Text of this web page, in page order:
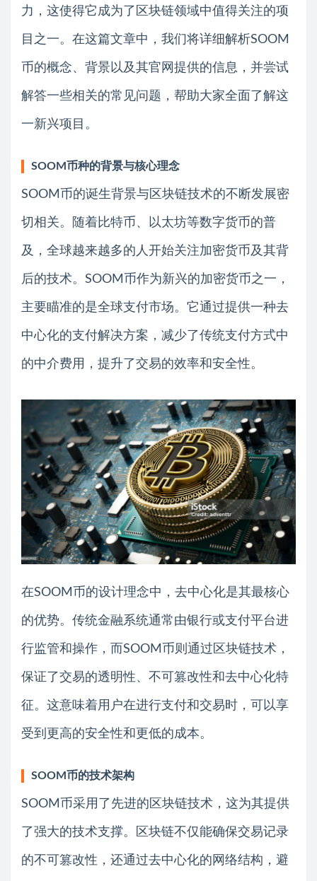
力，这使得它成为了区块链领域中值得关注的项
目之一。在这篇文章中，我们将详细解析SOOM
币的概念、背景以及其官网提供的信息，并尝试
解答一些相关的常见问题，帮助大家全面了解这
一新兴项目。
SOOM币种的背景与核心理念
SOOM币的诞生背景与区块链技术的不断发展密
切相关。随着比特币、以太坊等数字货币的普
及，全球越来越多的人开始关注加密货币及其背
后的技术。SOOM币作为新兴的加密货币之一，
主要瞄准的是全球支付市场。它通过提供一种去
中心化的支付解决方案，减少了传统支付方式中
的中介费用，提升了交易的效率和安全性。
在SOOM币的设计理念中，去中心化是其最核心
的优势。传统金融系统通常由银行或支付平台进
行监管和操作，而SOOM币则通过区块链技术，
保证了交易的透明性、不可篡改性和去中心化特
征。这意味着用户在进行支付和交易时，可以享
受到更高的安全性和更低的成本。
SOOM币的技术架构
SOOM币采用了先进的区块链技术，这为其提供
了强大的技术支撑。区块链不仅能确保交易记录
的不可篡改性，还通过去中心化的网络结构，避